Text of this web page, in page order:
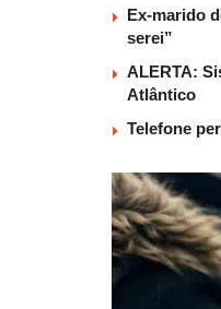
Ex-marido
serei”
ALERTA:
Atlântico
Telefone